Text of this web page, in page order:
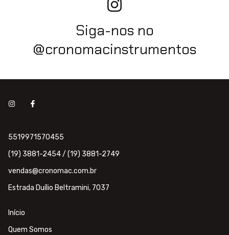
Siga-nos no
@cronomacinstrumentos
5519971570455
(19) 3881-2454 / (19) 3881-2749
vendas@cronomac.com.br
Estrada Duílio Beltramini, 7037
Início
Quem Somos